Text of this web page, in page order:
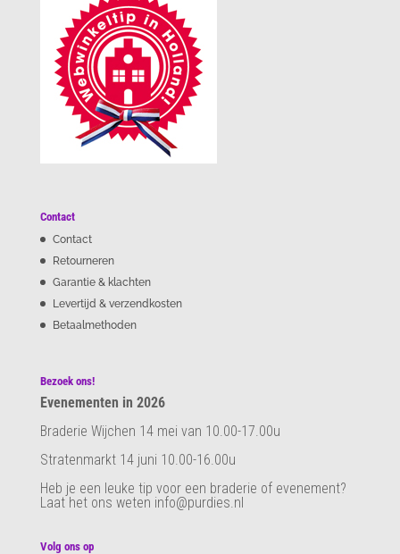
Contact
Contact
Retourneren
Garantie & klachten
Levertijd & verzendkosten
Betaalmethoden
Bezoek ons!
Evenementen in 2026
Braderie Wijchen 14 mei van 10.00-17.00u
Stratenmarkt 14 juni 10.00-16.00u
Heb je een leuke tip voor een braderie of evenement?
Laat het ons weten info@purdies.nl
Volg ons op